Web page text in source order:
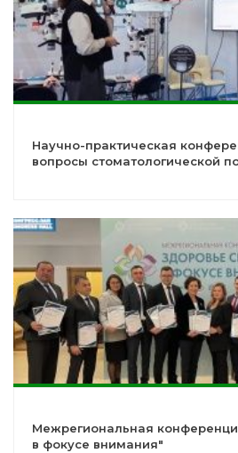
Научно-практическая
вопросы стоматологической
Межрегиональная
в фокусе внимания"